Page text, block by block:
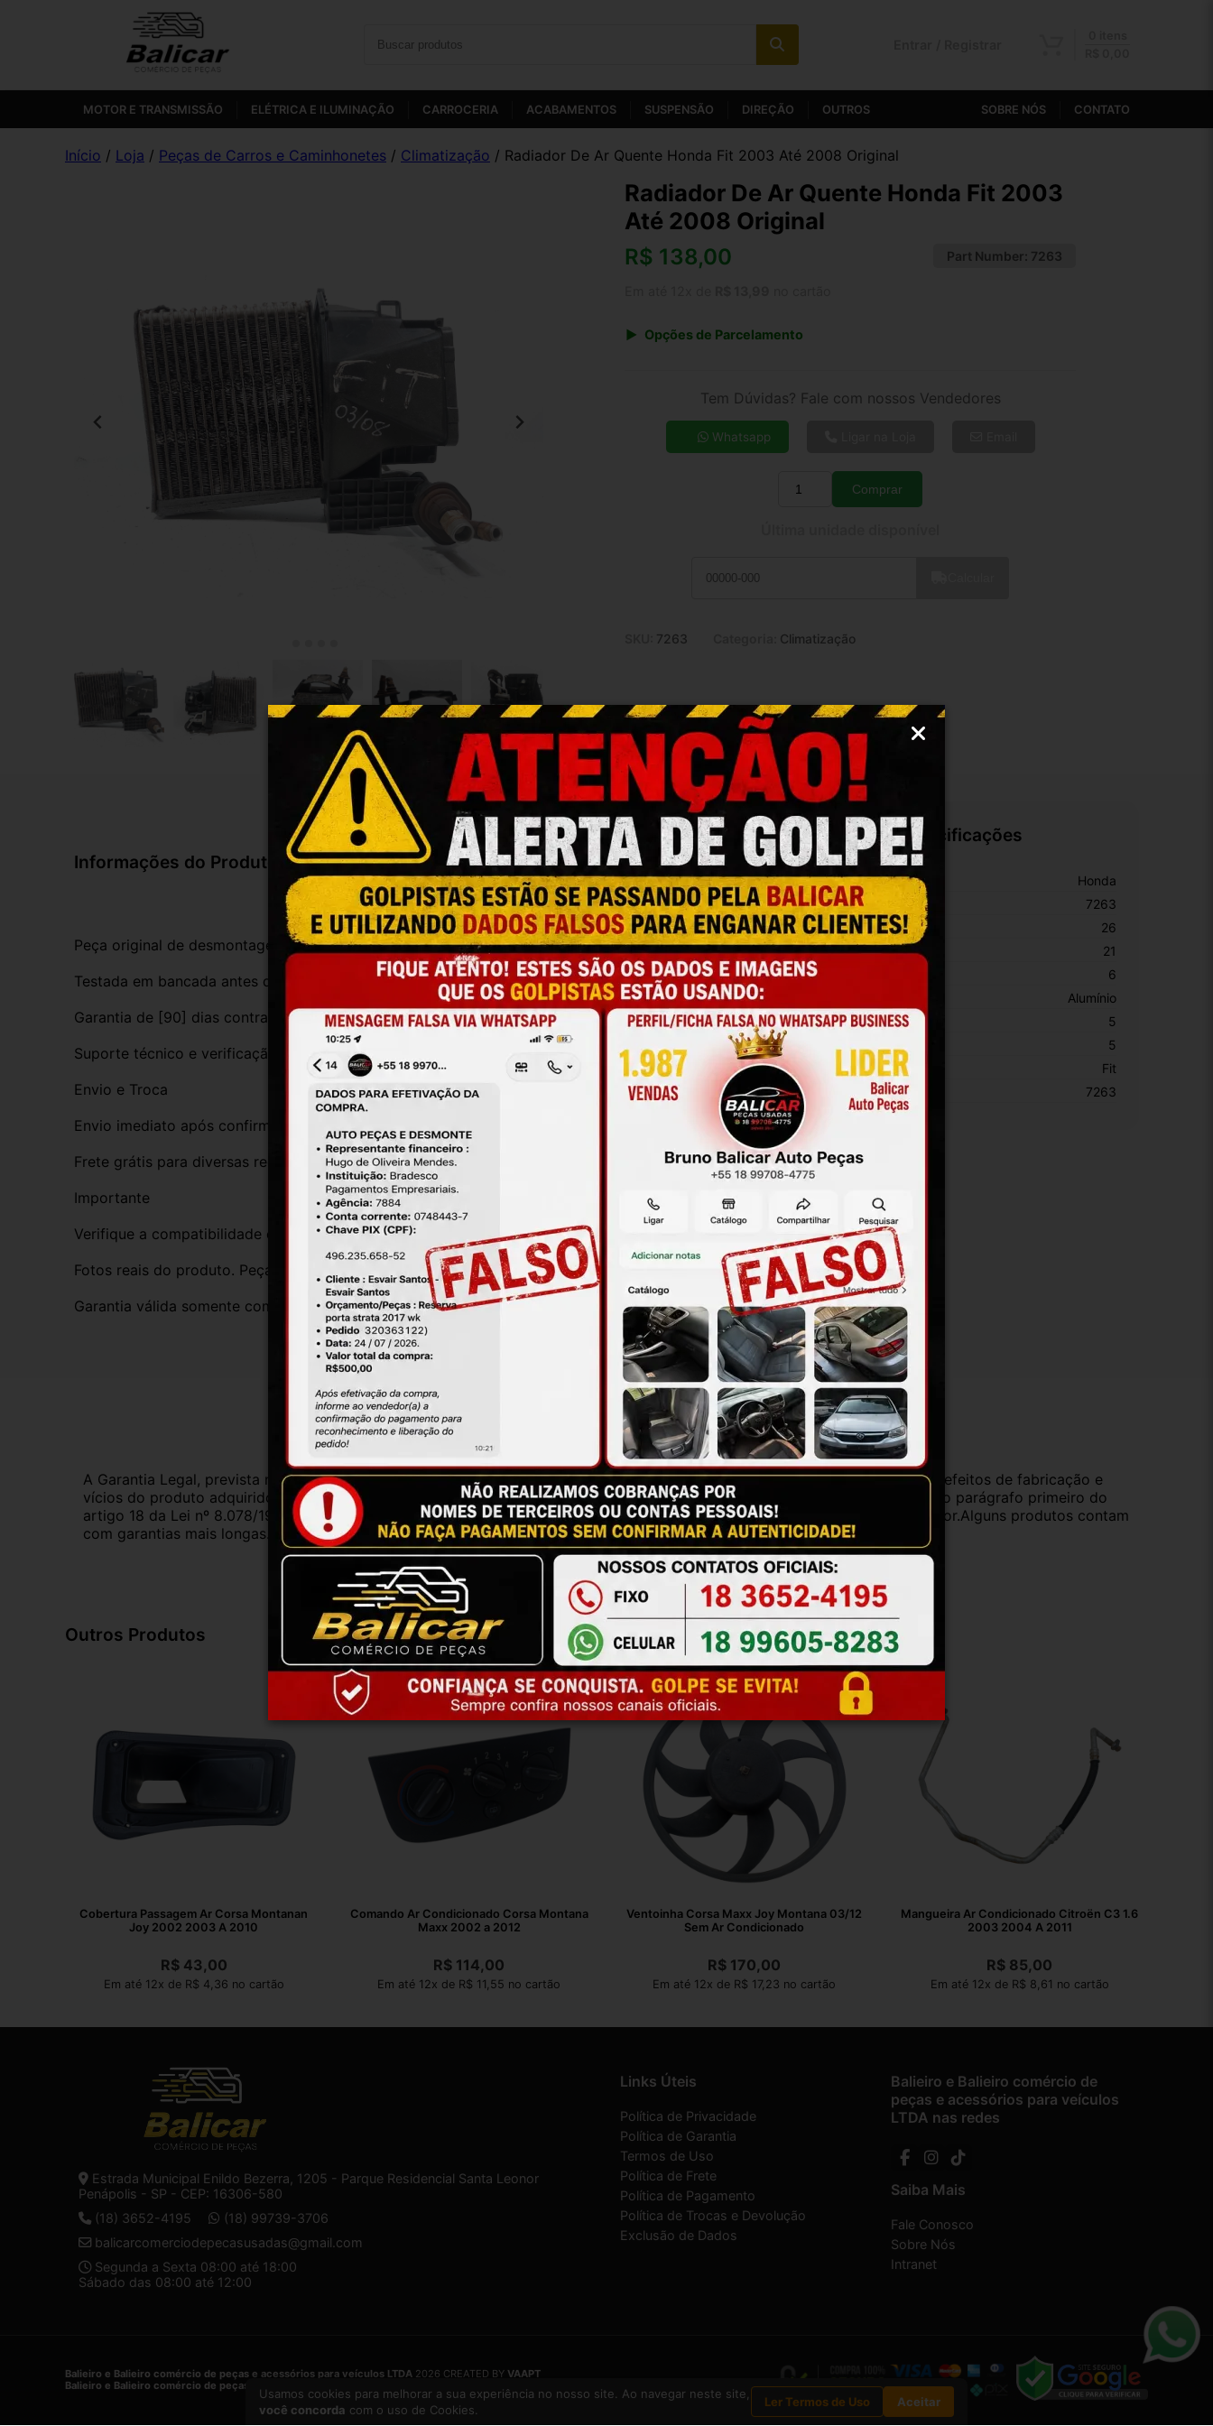
MOTOR E TRANSMISSÃO ELÉTRICA E ILUMINAÇÃO CARROCERIA ACABAMENTOS SUSPENSÃO DIREÇÃO OUTROS SOBRE NÓS CONTATO
Início / Loja / Peças de Carros e Caminhonetes / Climatização / Radiador De Ar Quente Honda Fit 2003 Até 2008 Original
Radiador De Ar Quente Honda Fit 2003
Até 2008 Original
R$ 138,00 Part Number: 7263
Opções de Parcelamento
7x de R$ 22,62
9x de R$ 18,05
Tem Dúvidas? Fale com nossos Vendedores
Whatsapp
Quantidade
Comprar
7263 Climatização
Informações do Produto
Peça original de desmontagem, com procedência e qualidade
Testada em bancada antes do envio
Garantia de [90] dias contra defeitos de funcionamento
Suporte técnico e verificação de compatibilidade antes da compra
Envio e Troca
Envio imediato após confirmação da compra
Frete grátis para diversas regiões do Brasil
Importante
Verifique a compatibilidade com seu veículo. Tire suas dúvidas no campo de perguntas!
Fotos reais do produto. Peça exatamente igual à das imagens.
Garantia válida somente com instalação por profissional qualificado.
Especificações
Marca: Honda
Número De Peça: 7263
Altura: 26
Largura: 21
Espessura: 6
Alumínio
Diâmetro De Entrada: 5
5
Modelo: Fit
SKU: 7263
Garantia Certificado de Procedência Troca e Devolução
A Garantia Legal, prevista no Código de Defesa do Consumidor, é de 90 (noventa) dias a partir da data da compra e cobre defeitos de fabricação e
vícios do produto adquirido.Na impossibilidade de reparar o produto, o cliente poderá escolher dentre as opções previstas no parágrafo primeiro do
artigo 18 da Lei nº 8.078/1990, ou, ainda, a utilização do crédito como parte do pagamento de outro produto de valor superior.Alguns produtos contam
com garantias mais longas. Consulte nossos vendedores. A ga...
Ler mais
Outros Produtos
Cobertura Passagem Ar Corsa Montanan
Joy 2002 2003 A 2010
R$43,00
Em até 12x de R$ 4,36 no cartão
Comando Ar Condicionado Corsa Montana
Maxx 2002 a 2012
R$ 114,00
Em até 12x de R$ 11,55 no cartão
Ventoinha Corsa Maxx Joy Montana 03/12
Sem Ar Condicionado
R$ 170,00
Em até 12x de R$ 17,23 no cartão
Mangueira Ar Condicionado Citroën C3 1.6
2003 2004 A 2011
R$ 85,00
Em até 12x de R$ 8,61 no cartão
Estrada Municipal Enildo Bezerra, 1205 - Parque Residencial Santa Leonor
Penápolis - SP - CEP: 16306-580
(18) 3652-4195
(18) 99739-3706
balicarcomerciodepecasusadas@gmail.com
Segunda a Sexta 08:00 até 18:00
Sábado das 08:00 até 12:00
Links Úteis
Política de Privacidade
Política de Garantia
Termos de Uso
Política de Frete
Política de Pagamento
Política de Trocas e Devolução
Exclusão de Dados
Balieiro e Balieiro comércio de
peças e acessórios para veículos
LTDA nas redes
Saiba Mais
Fale Conosco
Sobre Nós
Intranet
Balieiro e Balieiro comércio de peças e acessórios para veículos LTDA 2026 CREATED BY VAAPT
Balieiro e Balieiro comércio de peças e acessórios para veículos LTDA
Usamos cookies para melhorar a sua experiência no nosso site. Ao navegar neste site,
você concorda com o uso de Cookies.
Ler Termos de Uso Aceitar